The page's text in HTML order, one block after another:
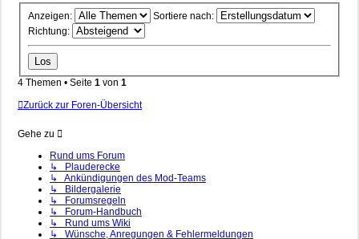
Anzeigen:
Sortiere nach:
Richtung:
4 Themen • Seite 1 von 1
Zurück zur Foren-Übersicht
Gehe zu
Rund ums Forum
↳ Plauderecke
↳ Ankündigungen des Mod-Teams
↳ Bildergalerie
↳ Forumsregeln
↳ Forum-Handbuch
↳ Rund ums Wiki
↳ Wünsche, Anregungen & Fehlermeldungen